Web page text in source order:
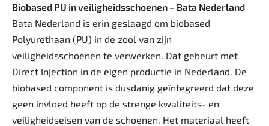
Biobased PU in veiligheidsschoenen – Bata Nederland
Bata Nederland is erin geslaagd om biobased
Polyurethaan (PU) in de zool van zijn
veiligheidsschoenen te verwerken. Dat gebeurt met
Direct Injection in de eigen productie in Nederland. De
biobased component is dusdanig geïntegreerd dat deze
geen invloed heeft op de strenge kwaliteits- en
veiligheidseisen van de schoenen. Het materiaal heeft